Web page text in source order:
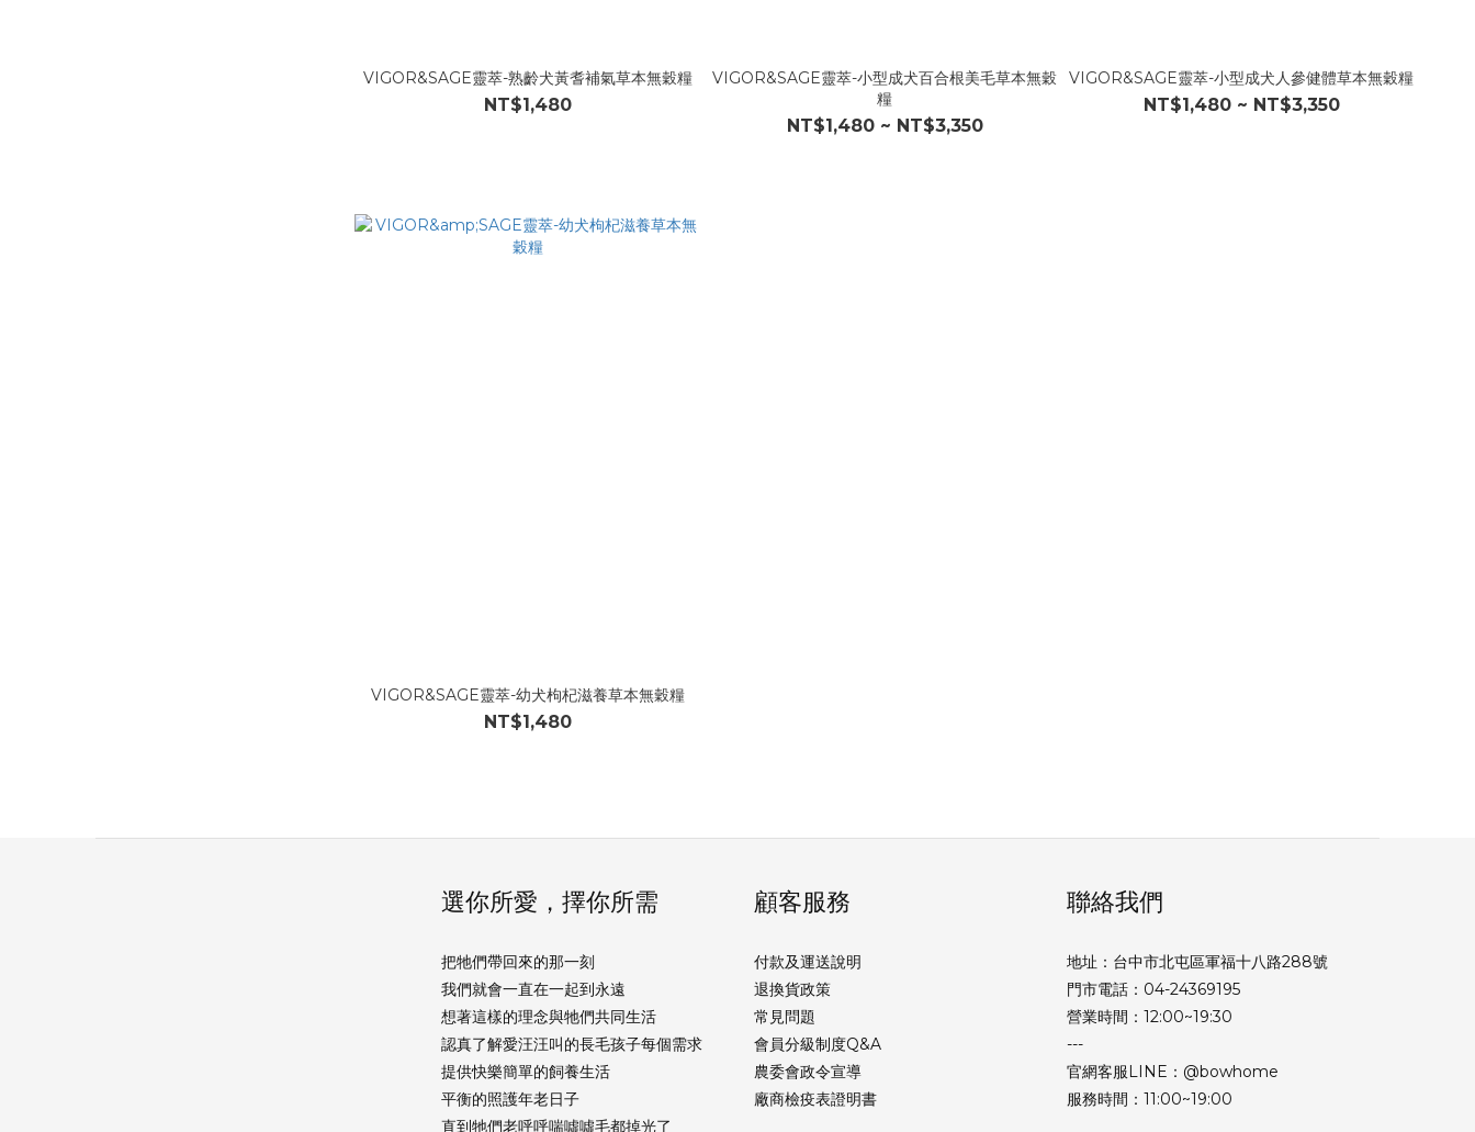
VIGOR&SAGE靈萃-熟齡犬黃耆補氣草本無穀糧
NT$1,480
VIGOR&SAGE靈萃-小型成犬百合根美毛草本無穀
糧
NT$1,480 ~ NT$3,350
VIGOR&SAGE靈萃-小型成犬人參健體草本無穀糧
NT$1,480 ~ NT$3,350
VIGOR&SAGE靈萃-幼犬枸杞滋養草本無穀糧
NT$1,480
選你所愛，擇你所需
把牠們帶回來的那一刻
我們就會一直在一起到永遠
想著這樣的理念與牠們共同生活
認真了解愛汪汪叫的長毛孩子每個需求
提供快樂簡單的飼養生活
平衡的照護年老日子
直到牠們老呼呼喘噓噓毛都掉光了
顧客服務
付款及運送說明
退換貨政策
常見問題
會員分級制度Q&A
農委會政令宣導
廠商檢疫表證明書
聯絡我們
地址：台中市北屯區軍福十八路288號
門市電話：04-24369195
營業時間：12:00~19:30
---
官網客服LINE：@bowhome
服務時間：11:00~19:00